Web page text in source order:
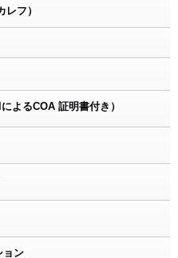
フ）
よるCOA 証明書付き）
ョン